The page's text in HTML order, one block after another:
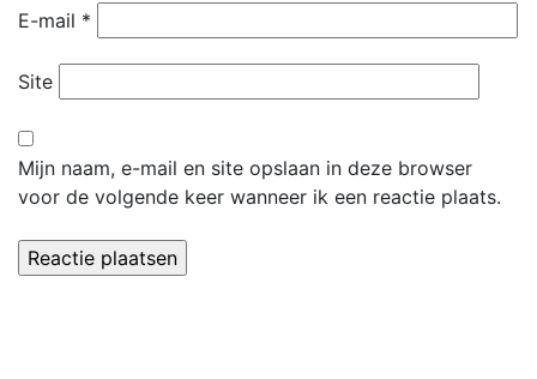
E-mail *
Site
Mijn naam, e-mail en site opslaan in deze browser
voor de volgende keer wanneer ik een reactie plaats.